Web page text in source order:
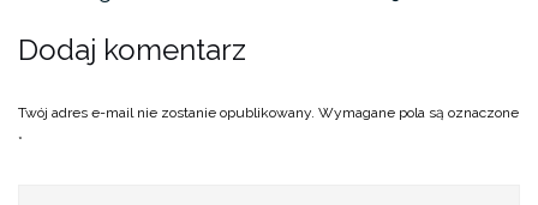
Dodaj komentarz
Twój adres e-mail nie zostanie opublikowany. Wymagane pola są oznaczone
*